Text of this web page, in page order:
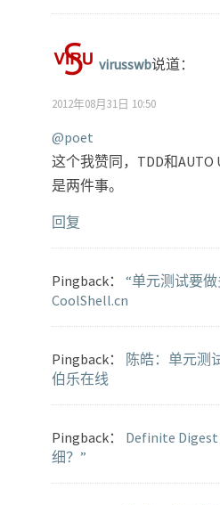
virusswb说道：
2012年08月31日 10:50
@poet
这个我赞同，TDD和
是两件事。
回复
Pingback： “单元测试要
CoolShell.cn
Pingback： 陈皓：单元测
伯乐在线
Pingback： Definite
细？”